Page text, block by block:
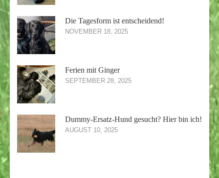
Die Tagesform ist entscheidend!
NOVEMBER 18, 2025
Ferien mit Ginger
SEPTEMBER 28, 2025
Dummy-Ersatz-Hund gesucht? Hier bin ich!
AUGUST 10, 2025